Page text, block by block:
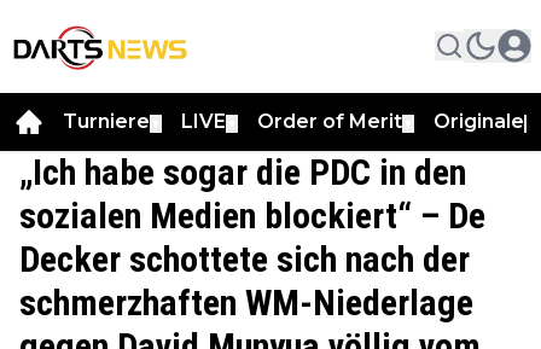
Turniere LIVE Order of Merit Originale
„Ich habe sogar die PDC in den
sozialen Medien blockiert“ – De
Decker schottete sich nach der
schmerzhaften WM-Niederlage